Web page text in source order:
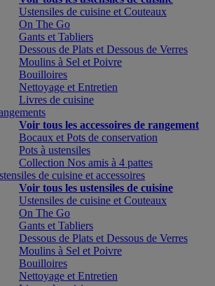
Ustensiles de cuisine et Couteaux
On The Go
Gants et Tabliers
Dessous de Plats et Dessous de Verres
Moulins à Sel et Poivre
Bouilloires
Nettoyage et Entretien
Livres de cuisine
Voir tous les accessoires de rangement
Bocaux et Pots de conservation
Pots à ustensiles
Collection Nos amis à 4 pattes
de cuisine et accessoires
Voir tous les ustensiles de cuisine
Ustensiles de cuisine et Couteaux
On The Go
Gants et Tabliers
Dessous de Plats et Dessous de Verres
Moulins à Sel et Poivre
Bouilloires
Nettoyage et Entretien